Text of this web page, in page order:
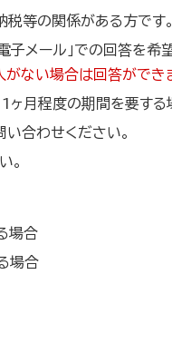
税等の関係がある方です。
電子メール」での回答を
がない場合は回答ができ
月程度の期間を要する
合わせください。
。
場合
場合